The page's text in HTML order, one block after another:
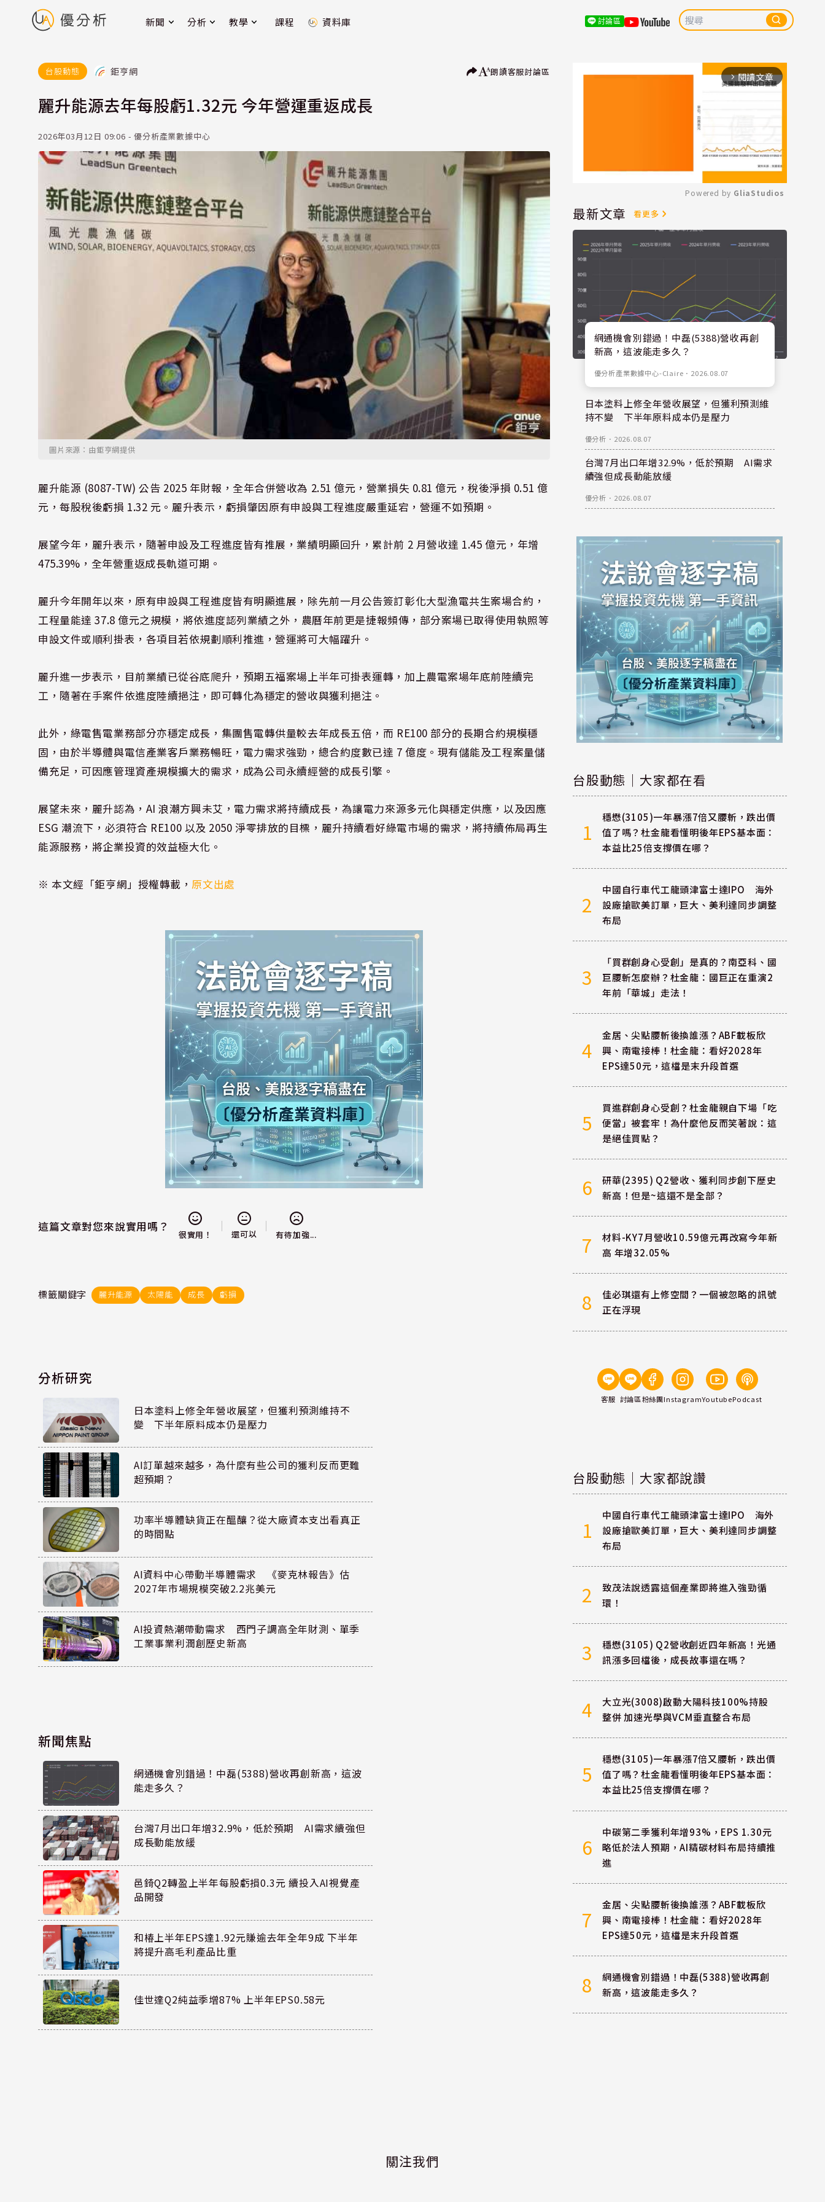
新聞 分析 教學 課程 資料庫 討論區
台股動態 鉅亨網 朗讀客服討論區
麗升能源去年每股虧1.32元 今年營運重返成長
2026年03月12日 09:06 - 優分析產業數據中心
圖片來源：由鉅亨網提供
麗升能源 (8087-TW) 公告 2025 年財報，全年合併營收為 2.51 億元，營業損失 0.81 億元，稅後淨損 0.51 億
元，每股稅後虧損 1.32 元。麗升表示，虧損肇因原有申設與工程進度嚴重延宕，營運不如預期。
展望今年，麗升表示，隨著申設及工程進度皆有推展，業績明顯回升，累計前 2 月營收達 1.45 億元，年增
475.39%，全年營重返成長軌道可期。
麗升今年開年以來，原有申設與工程進度皆有明顯進展，除先前一月公告簽訂彰化大型漁電共生案場合約，
工程量能達 37.8 億元之規模，將依進度認列業績之外，農曆年前更是捷報頻傳，部分案場已取得使用執照等
申設文件或順利掛表，各項目若依規劃順利推進，營運將可大幅躍升。
麗升進一步表示，目前業績已從谷底爬升，預期五福案場上半年可掛表運轉，加上農電案場年底前陸續完
工，隨著在手案件依進度陸續挹注，即可轉化為穩定的營收與獲利挹注。
此外，綠電售電業務部分亦穩定成長，集團售電轉供量較去年成長五倍，而 RE100 部分的長期合約規模穩
固，由於半導體與電信產業客戶業務暢旺，電力需求強勁，總合約度數已達 7 億度。現有儲能及工程案量儲
備充足，可因應管理資產規模擴大的需求，成為公司永續經營的成長引擎。
展望未來，麗升認為，AI 浪潮方興未艾，電力需求將持續成長，為讓電力來源多元化與穩定供應，以及因應
ESG 潮流下，必須符合 RE100 以及 2050 淨零排放的目標，麗升持續看好綠電市場的需求，將持續佈局再生
能源服務，將企業投資的效益極大化。
※ 本文經「鉅亨網」授權轉載，原文出處
這篇文章對您來說實用嗎？
很實用！ 還可以 有待加強...
標籤關鍵字 麗升能源 太陽能 成長 虧損
分析研究
日本塗料上修全年營收展望，但獲利預測維持不
變 下半年原料成本仍是壓力
AI訂單越來越多，為什麼有些公司的獲利反而更難
超預期？
功率半導體缺貨正在醞釀？從大廠資本支出看真正
的時間點
AI資料中心帶動半導體需求 《麥克林報告》估
2027年市場規模突破2.2兆美元
AI投資熱潮帶動需求 西門子調高全年財測、單季
工業事業利潤創歷史新高
新聞焦點
網通機會別錯過！中磊(5388)營收再創新高，這波
能走多久？
台灣7月出口年增32.9%，低於預期 AI需求續強但
成長動能放緩
邑錡Q2轉盈上半年每股虧損0.3元 續投入AI視覺產
品開發
和椿上半年EPS達1.92元賺逾去年全年9成 下半年
將提升高毛利產品比重
佳世達Q2純益季增87% 上半年EPS0.58元
arrow_forward_ios 閱讀文章
Mute
Powered by GliaStudios
最新文章 看更多
網通機會別錯過！中磊(5388)營收再創
新高，這波能走多久？
優分析產業數據中心-Claire ． 2026.08.07
日本塗料上修全年營收展望，但獲利預測維
持不變 下半年原料成本仍是壓力
優分析 ． 2026.08.07
台灣7月出口年增32.9%，低於預期 AI需求
續強但成長動能放緩
優分析 ． 2026.08.07
台股動態｜大家都在看
1
穩懋(3105)一年暴漲7倍又腰斬，跌出價
值了嗎？杜金龍看懂明後年EPS基本面：
本益比25倍支撐價在哪？
2
中國自行車代工龍頭津富士達IPO 海外
設廠搶歐美訂單，巨大、美利達同步調整
布局
3
「買群創身心受創」是真的？南亞科、國
巨腰斬怎麼辦？杜金龍：國巨正在重演2
年前「華城」走法！
4
金居、尖點腰斬後換誰漲？ABF載板欣
興、南電接棒！杜金龍：看好2028年
EPS達50元，這檔是末升段首選
5
買進群創身心受創？杜金龍親自下場「吃
便當」被套牢！為什麼他反而笑著說：這
是絕佳買點？
6
研華(2395) Q2營收、獲利同步創下歷史
新高！但是~這還不是全部？
7
材料-KY7月營收10.59億元再改寫今年新
高 年增32.05%
8
佳必琪還有上修空間？一個被忽略的訊號
正在浮現
客服 討論區粉絲團InstagramYoutubePodcast
台股動態｜大家都說讚
1
中國自行車代工龍頭津富士達IPO 海外
設廠搶歐美訂單，巨大、美利達同步調整
布局
2
致茂法說透露這個產業即將進入強勁循
環！
3
穩懋(3105) Q2營收創近四年新高！光通
訊漲多回檔後，成長故事還在嗎？
4
大立光(3008)啟動大陽科技100%持股
整併 加速光學與VCM垂直整合布局
5
穩懋(3105)一年暴漲7倍又腰斬，跌出價
值了嗎？杜金龍看懂明後年EPS基本面：
本益比25倍支撐價在哪？
6
中碳第二季獲利年增93%，EPS 1.30元
略低於法人預期，AI精碳材料布局持續推
進
7
金居、尖點腰斬後換誰漲？ABF載板欣
興、南電接棒！杜金龍：看好2028年
EPS達50元，這檔是末升段首選
8
網通機會別錯過！中磊(5388)營收再創
新高，這波能走多久？
關注我們